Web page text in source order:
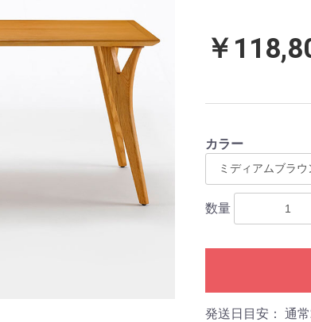
￥
カラー
数量
発送日目安： 通